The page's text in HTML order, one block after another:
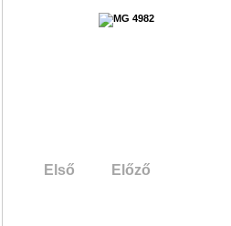
Első Előző